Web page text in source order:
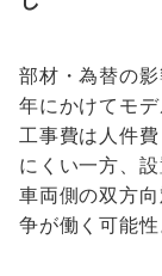
部材・為替の
年にかけてモ
工事費は人件
にくい一方、
車両側の双方
争が働く可能性